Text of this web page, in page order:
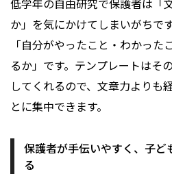
低学年の自由研究で保護者は「
か」を気にかけてしまいがちで
「自分がやったこと・わかっ
るか」です。テンプレートはそ
してくれるので、文章力よりも
とに集中できます。
保護者が手伝いやすく、子ど
る